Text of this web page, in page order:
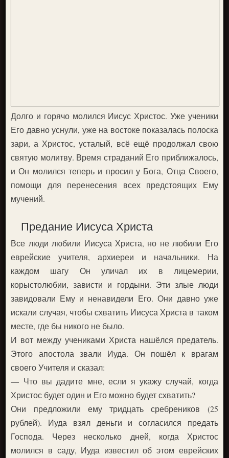
Долго и горячо молился Иисус Христос. Уже ученики
Его давно уснули, уже на востоке показалась полоска
зари, а Христос, усталый, всё ещё продолжал свою
святую молитву. Время страданий Его приближалось,
и Он молился теперь и просил у Бога, Отца Своего,
помощи для перенесения всех предстоящих Ему
мучений.
Предание Иисуса Христа
Все люди любили Иисуса Христа, но не любили Его
еврейские учителя, архиереи и начальники. На
каждом шагу Он уличал их в лицемерии,
корыстолюбии, зависти и гордыни. Эти злые люди
завидовали Ему и ненавидели Его. Они давно уже
искали случая, чтобы схватить Иисуса Христа в таком
месте, где бы никого не было.
И вот между учениками Христа нашёлся предатель.
Этого апостола звали Иуда. Он пошёл к врагам
своего Учителя и сказал:
— Что вы дадите мне, если я укажу случай, когда
Христос будет один и Его можно будет схватить?
Они предложили ему тридцать сребреников (25
рублей). Иуда взял деньги и согласился предать
Господа. Через несколько дней, когда Христос
молился в саду, Иуда известил об этом еврейских